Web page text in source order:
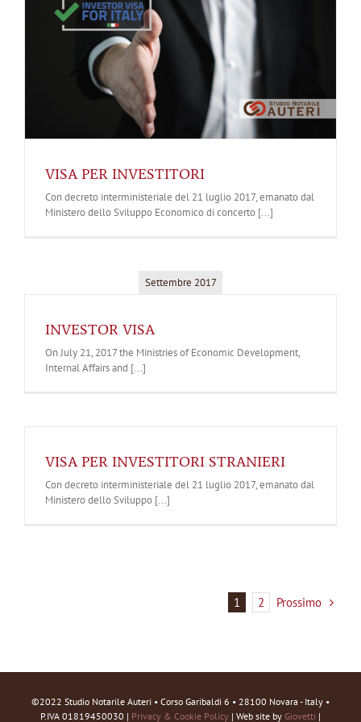
VISA PER INVESTITORI
Con decreto interministeriale del 21 luglio 2017, emanato dal
Ministero dello Sviluppo Economico di concerto [...]
Settembre 2017
INVESTOR VISA
On July 21, 2017 the Ministries of Economic Development,
Internal Affairs and [...]
VISA PER INVESTITORI STRANIERI
Con decreto interministeriale del 21 luglio 2017, emanato dal
Ministero dello Sviluppo [...]
1 2 Prossimo
©2022 Studio Notarile Auteri • Corso Garibaldi 6 • 28100 Novara - Italy •
P.IVA 01819450030 | Privacy & Cookie Policy | Web site by Giovetti |